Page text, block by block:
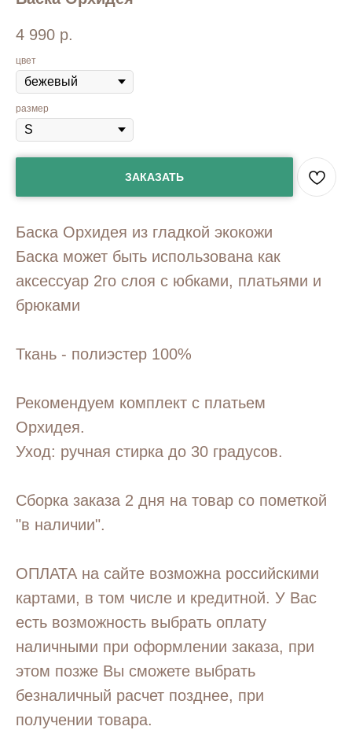
4 990 р.
цвет
размер
ЗАКАЗАТЬ
Баска Орхидея из гладкой экокожи
Баска может быть использована как
аксессуар 2го слоя с юбками, платьями и
брюками
Ткань - полиэстер 100%
Рекомендуем комплект с платьем
Орхидея.
Уход: ручная стирка до 30 градусов.
Сборка заказа 2 дня на товар со пометкой
"в наличии".
ОПЛАТА на сайте возможна российскими
картами, в том числе и кредитной. У Вас
есть возможность выбрать оплату
наличными при оформлении заказа, при
этом позже Вы сможете выбрать
безналичный расчет позднее, при
получении товара.